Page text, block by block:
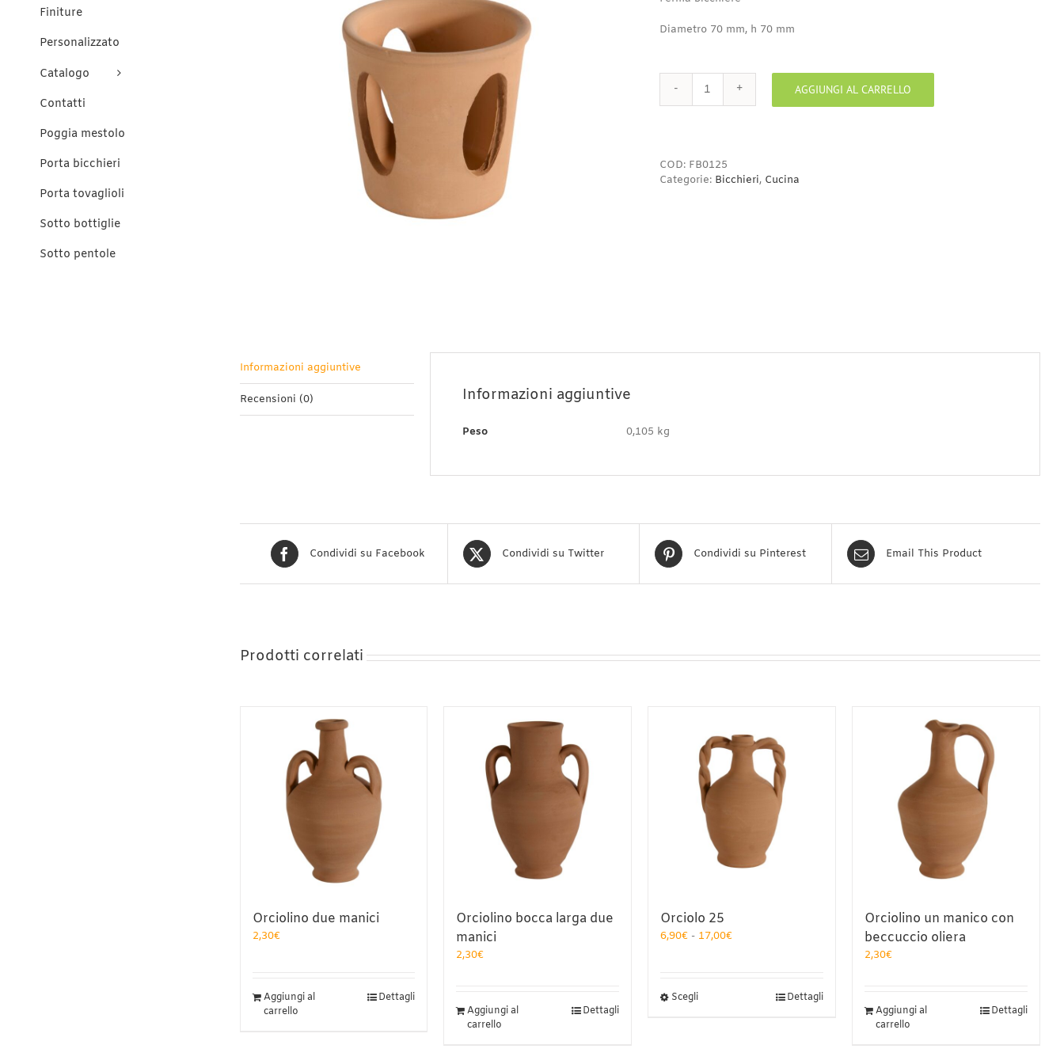
Diametro 70 mm, h 70 mm
Ferma
AGGIUNGI AL CARRELLO
COD: FB0125
Categorie: Bicchieri, Cucina
Informazioni aggiuntive
Recensioni (0) Informazioni aggiuntive
Peso 0,105 kg
Condividi su Facebook Condividi su Twitter Condividi su Pinterest Email This Product
Prodotti correlati
Orciolino due manici
2,30€
Aggiungi al
carrello
Dettagli
Orciolino bocca larga due
manici
2,30€
Aggiungi al
carrello
Dettagli
Orciolo 25
6,90€ - 17,00€
ScegliQuesto
Dettagli
Orciolino un manico con
beccuccio oliera
2,30€
Aggiungi al
carrello
Dettagli
Finiture
Personalizzato
Catalogo
Contatti
Poggia mestolo
Porta bicchieri
Porta tovaglioli
Sotto bottiglie
Sotto pentole